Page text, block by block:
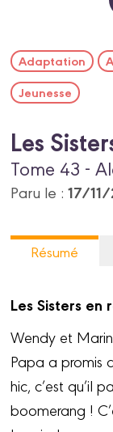
Adaptation
Jeunesse
Les
Tome 43 -
Paru le :17/
Résumé
Les Sisters en
Wendy et
Papa a promis
hic, c’est qu’il
boomerang !